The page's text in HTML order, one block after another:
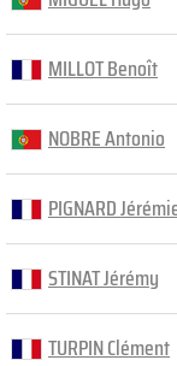
MILLOT Benoît
NOBRE Antonio
PIGNARD
STINAT Jérémy
TURPIN Clément